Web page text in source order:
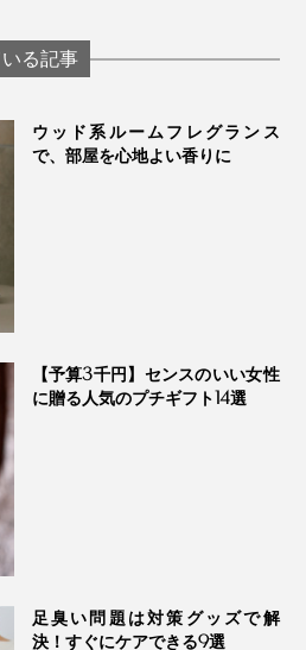
カラーで、リビングや玄関に
なるおしゃれなボトルです。
レモングラス、レモンマート
る記事
ウッド系ルームフレグランス
で、部屋を心地よい香りに
【予算3千円】センスのいい女性
に贈る人気のプチギフト14選
足臭い問題は対策グッズで解
決！すぐにケアできる9選